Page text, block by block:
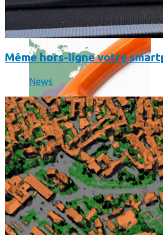
Où en sont les forfaits mobiles
SmartPhone
Même hors-ligne votre
News